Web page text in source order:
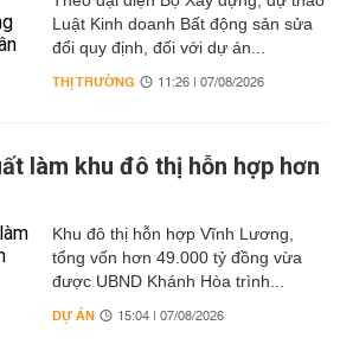
Luật Kinh doanh Bất động sản sửa
đổi quy định, đối với dự án...
THỊ TRƯỜNG 11:26 | 07/08/2026
làm khu đô thị hỗn hợp hơn
Khu đô thị hỗn hợp Vĩnh Lương,
tổng vốn hơn 49.000 tỷ đồng vừa
được UBND Khánh Hòa trình...
DỰ ÁN 15:04 | 07/08/2026